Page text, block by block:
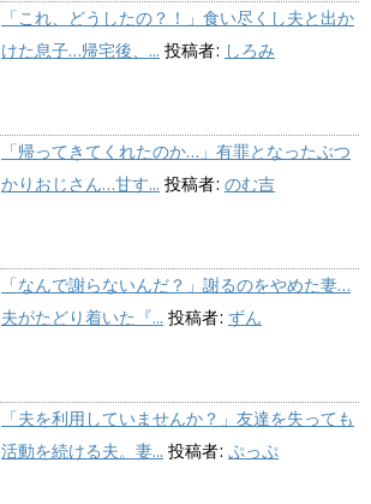
「これ、どうしたの？！」食い尽くし夫と出か
けた息子…帰宅後、... 投稿者: しろみ
「帰ってきてくれたのか…」有罪となったぶつ
かりおじさん…甘す... 投稿者: のむ吉
「なんで謝らないんだ？」謝るのをやめた妻…
夫がたどり着いた『... 投稿者: ずん
「夫を利用していませんか？」友達を失っても
活動を続ける夫。妻... 投稿者: ぷっぷ